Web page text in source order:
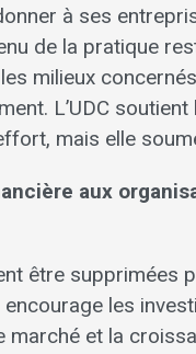
à ses
de la pratique
milieux
L’UDC
mais elle
aux
être supprimées
encourage les
marché et la